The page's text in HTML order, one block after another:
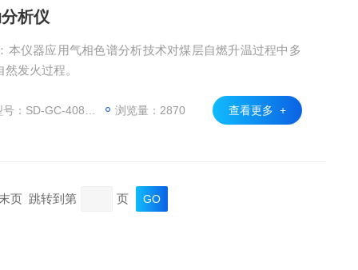
析仪
本仪器应用气相色谱分析技术对煤层自燃升温过程中多
发火过程。
：SD-GC-4085B 浏览量：2870 查看更多 +
页 跳转到第 页